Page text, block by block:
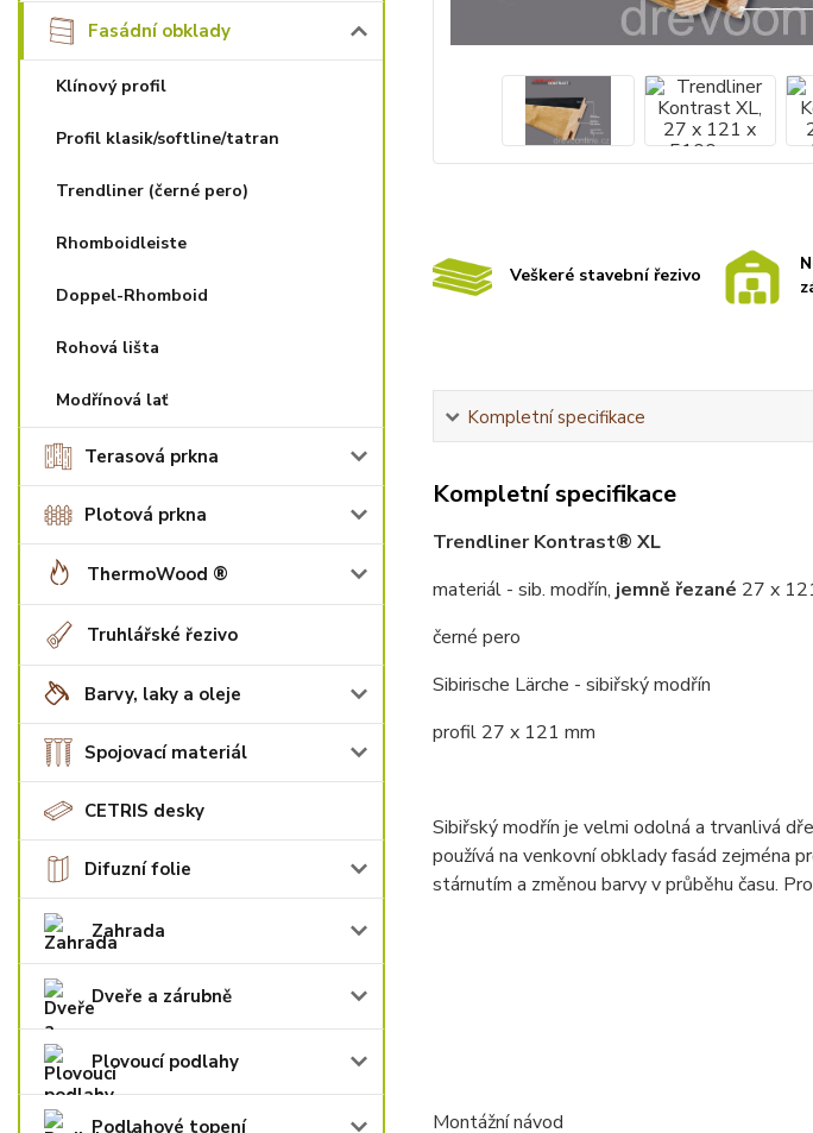
Fasádní obklady
Klínový profil
Profil klasik/softline/tatran
Trendliner (černé pero)
Rhomboidleiste
Doppel-Rhomboid
Rohová lišta
Modřínová lať
Terasová prkna
Plotová prkna
ThermoWood ®
Truhlářské řezivo
Barvy, laky a oleje
Spojovací materiál
CETRIS desky
Difuzní folie
Zahrada
Dveře a zárubně
Plovoucí podlahy
Podlahové topení
Veškeré stavební řezivo
Kompletní specifikace
Kompletní specifikace
Trendliner Kontrast® XL
materiál - sib. modřín, jemně řezané 27 x
černé pero
Sibirische Lärche - sibiřský modřín
profil 27 x 121 mm
Sibiřský modřín je velmi odolná a trvanlivá
používá na venkovní obklady fasád zejména
stárnutím a změnou barvy v průběhu času.
Montážní návod